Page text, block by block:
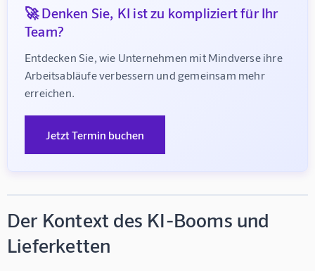
🚀 Denken Sie, KI ist zu kompliziert für Ihr
Team?
Entdecken Sie, wie Unternehmen mit Mindverse ihre
Arbeitsabläufe verbessern und gemeinsam mehr
erreichen.
Jetzt Termin buchen
Der Kontext des KI-Booms und
Lieferketten